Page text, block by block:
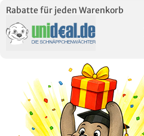
Rabatte für jeden Warenkorb